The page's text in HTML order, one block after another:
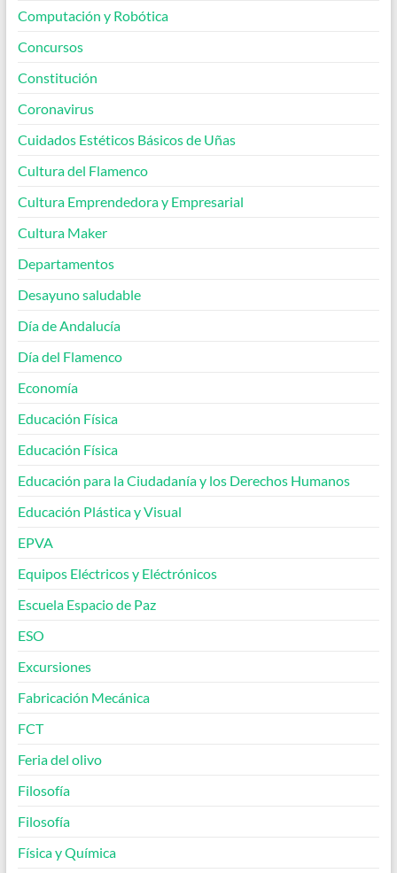
Computación y Robótica
Concursos
Constitución
Coronavirus
Cuidados Estéticos Básicos de Uñas
Cultura del Flamenco
Cultura Emprendedora y Empresarial
Cultura Maker
Departamentos
Desayuno saludable
Día de Andalucía
Día del Flamenco
Economía
Educación Física
Educación Física
Educación para la Ciudadanía y los Derechos Humanos
Educación Plástica y Visual
EPVA
Equipos Eléctricos y Eléctrónicos
Escuela Espacio de Paz
ESO
Excursiones
Fabricación Mecánica
FCT
Feria del olivo
Filosofía
Filosofía
Física y Química